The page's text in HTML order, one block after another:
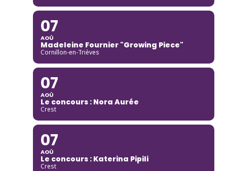
07
AOÛ
Madeleine Fournier "Growing Piece"
Cornillon-en-Trièves
07
AOÛ
Le concours : Nora Aurée
Crest
07
AOÛ
Le concours : Katerina Pipili
Crest